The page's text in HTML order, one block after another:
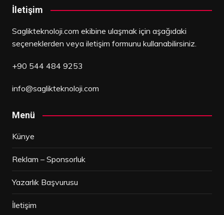
İletişim
Saglikteknoloji.com ekibine ulaşmak için aşağıdaki
seçeneklerden veya iletişim formunu kullanabilirsiniz.
+90 544 484 9253
info@saglikteknoloji.com
Menü
Künye
Reklam – Sponsorluk
Yazarlık Başvurusu
İletişim